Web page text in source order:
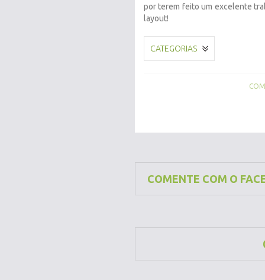
por terem feito um excelente
layout!
CATEGORIAS
COMENTE COM O